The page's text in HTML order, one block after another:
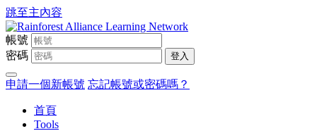
跳至主內容
帳號
密碼
登入
申請一個新帳號 忘記帳號或密碼嗎？
首頁
Tools